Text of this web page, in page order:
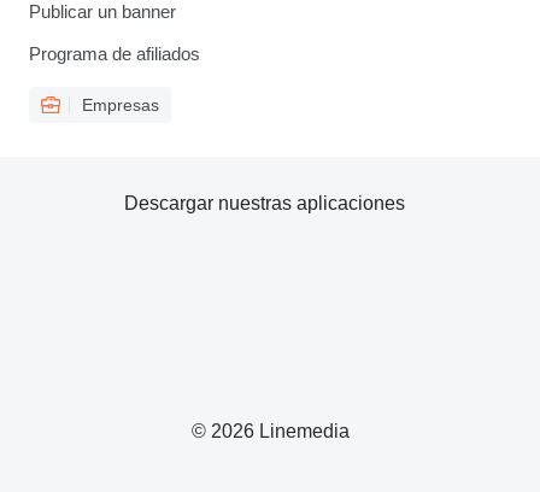
Publicar un banner
Programa de afiliados
Empresas
© 2026 Linemedia
Descargar nuestras aplicaciones